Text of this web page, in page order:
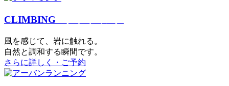
CLIMBING
⾵を感じて、岩に触れる。
⾃然と調和する瞬間です。
さらに詳しく・ご予約